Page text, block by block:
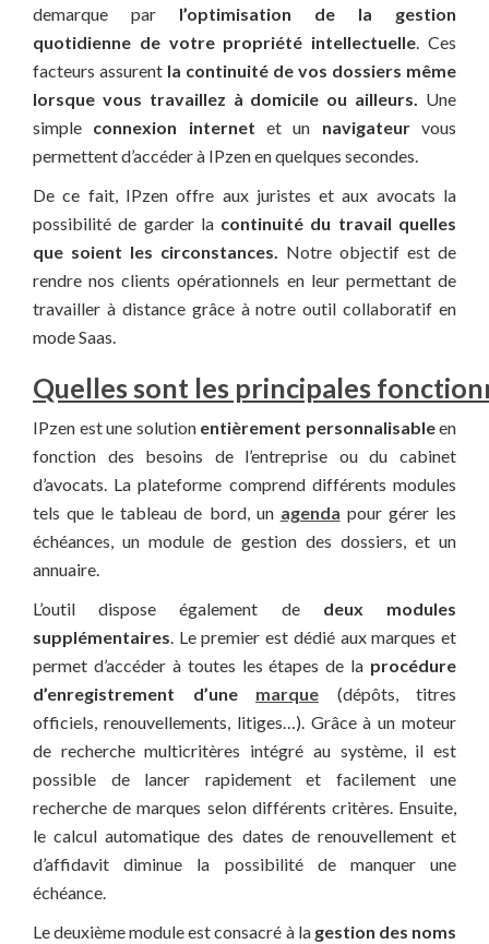
demarque par l’optimisation de la gestion
quotidienne de votre propriété intellectuelle. Ces
facteurs assurent la continuité de vos dossiers même
lorsque vous travaillez à domicile ou ailleurs. Une
simple connexion internet et un navigateurvous
permettent d’accéder à IPzen en quelques secondes.
De ce fait, IPzen offre aux juristes et aux avocats la
possibilité de garder la continuité du travail quelles
que soient les circonstances. Notre objectif est de
rendre nos clients opérationnels en leur permettant de
travailler à distance grâce à notre outil collaboratif en
mode Saas.
Quelles sont les principales
IPzen est une solution entièrement personnalisableen
fonction des besoins de l’entreprise ou du cabinet
d’avocats. La plateforme comprend différents modules
tels que le tableau de bord, un agenda pour gérer les
échéances, un module de gestion des dossiers, et un
annuaire.
L’outil dispose également de deux modules
supplémentaires. Le premier est dédié aux marques et
permet d’accéder à toutes les étapes de la procédure
d’enregistrement d’une marque (dépôts, titres
officiels, renouvellements, litiges…). Grâce à un moteur
de recherche multicritères intégré au système, il est
possible de lancer rapidement et facilement une
recherche de marques selon différents critères. Ensuite,
le calcul automatique des dates de renouvellement et
d’affidavit diminue la possibilité de manquer une
échéance.
Le deuxième module est consacré à la gestion des noms